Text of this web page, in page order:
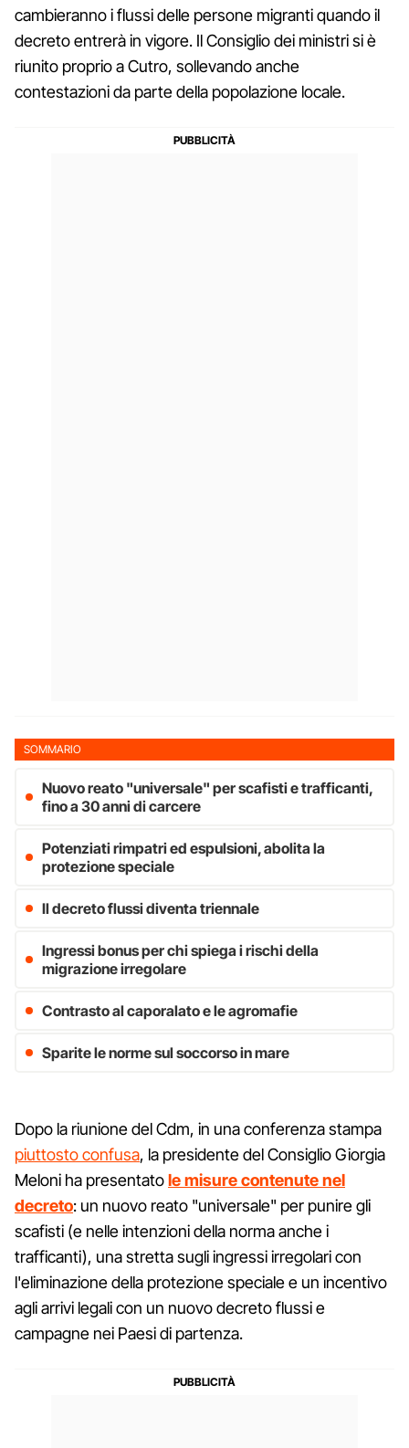
cambieranno i flussi delle persone migranti quando il
decreto entrerà in vigore. Il Consiglio dei ministri si è
riunito proprio a Cutro, sollevando anche
contestazioni da parte della popolazione locale.
SOMMARIO
Nuovo reato "universale" per scafisti e trafficanti,
fino a 30 anni di carcere
Potenziati rimpatri ed espulsioni, abolita la
protezione speciale
Il decreto flussi diventa triennale
Ingressi bonus per chi spiega i rischi della
migrazione irregolare
Contrasto al caporalato e le agromafie
Sparite le norme sul soccorso in mare
Dopo la riunione del Cdm, in una conferenza stampa
piuttosto confusa, la presidente del Consiglio Giorgia
Meloni ha presentatole misure contenute nel
decreto: un nuovo reato "universale" per punire gli
scafisti (e nelle intenzioni della norma anche i
trafficanti), una stretta sugli ingressi irregolari con
l'eliminazione della protezione speciale e un incentivo
agli arrivi legali con un nuovo decreto flussi e
campagne nei Paesi di partenza.